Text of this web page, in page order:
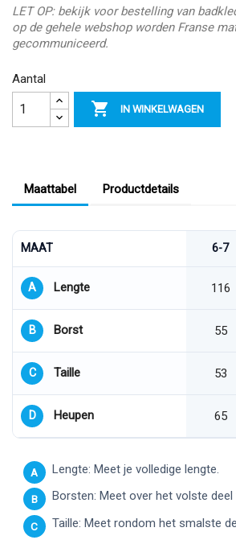
LET OP: bekijk voor bestelling van
op de gehele webshop worden Franse
gecommuniceerd.
Aantal
 IN WINKELWAGEN
Maattabel Productdetails
MAAT 6-7
A Lengte 116
B Borst 55
C Taille 53
D Heupen 65
A Lengte: Meet je volledige lengte.
B Borsten: Meet over het volste deel
C Taille: Meet rondom het smalste